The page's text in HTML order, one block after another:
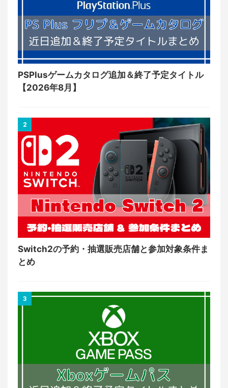
PSPlusゲームカタログ追加＆終了予定タイトル
【2026年8月】
2
Switch2の予約・抽選販売店舗と参加対象条件ま
とめ
3